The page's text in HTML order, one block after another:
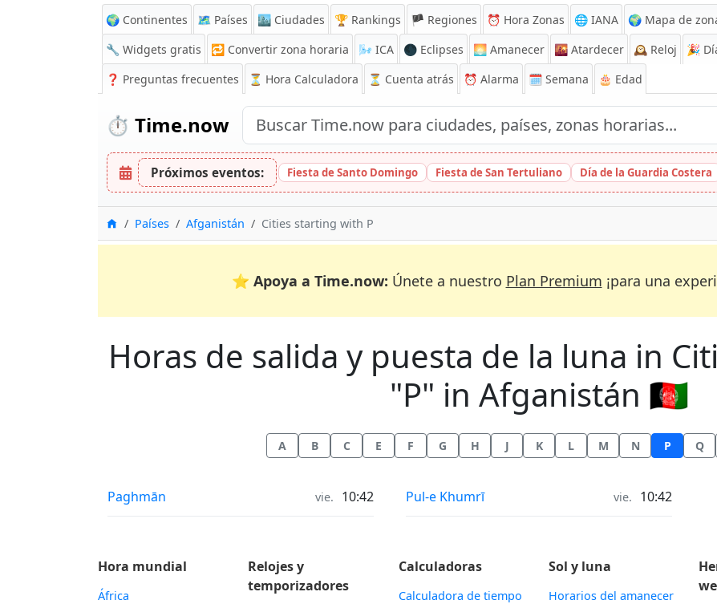
🌍 Continentes 🗺️ Países 🏙️ Ciudades 🏆 Rankings 🏴 Regiones ⏰ Hora Zonas 🌐 IANA 🌍 Mapa de
🔧 Widgets gratis
🔁 Convertir zona horaria 🌬️ ICA 🌑 Eclipses 🌅 Amanecer 🌇 Atardecer 🕰️ Reloj 🎉
❓ Preguntas frecuentes ⏳ Hora Calculadora ⏳ Cuenta atrás ⏰ Alarma 🗓️ Semana 🎂 Edad
⏱️ Time.now
Próximos eventos: Fiesta de Santo Domingo Fiesta de San Tertuliano Día de la Guardia Costera
InicioPaíses Afganistán Cities starting with P
⭐ Apoya a Time.now: Únete a nuestro Plan Premium ¡para una
Horas de salida y puesta de la luna in
"P" in Afganistán 🇦🇫
A B C E F G H J K L M N P Q
Horas de salida y puesta de la luna in
Paghmān vie. 10:42 Horas de salida y puesta de la luna in
Pul-e Khumrī vie. 10:42
Hora mundial
África
Relojes y
temporizadores
Calculadoras
Calculadora de tiempo
Sol y luna
Horarios del amanecer